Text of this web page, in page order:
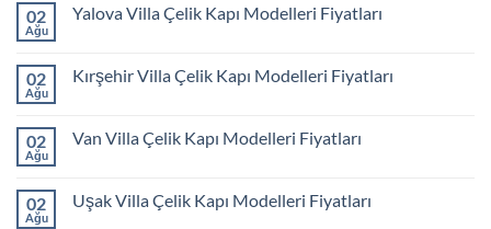
02
Ağu
Yalova Villa Çelik Kapı Modelleri Fiyatları
02
Ağu
Kırşehir Villa Çelik Kapı Modelleri Fiyatları
02
Ağu
Van Villa Çelik Kapı Modelleri Fiyatları
02
Ağu
Uşak Villa Çelik Kapı Modelleri Fiyatları